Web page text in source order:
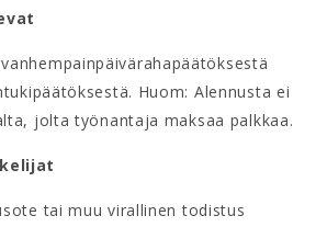
Huom: Alennusta ei
jolta työnantaja maksaa palkkaa.
tai muu virallinen todistus